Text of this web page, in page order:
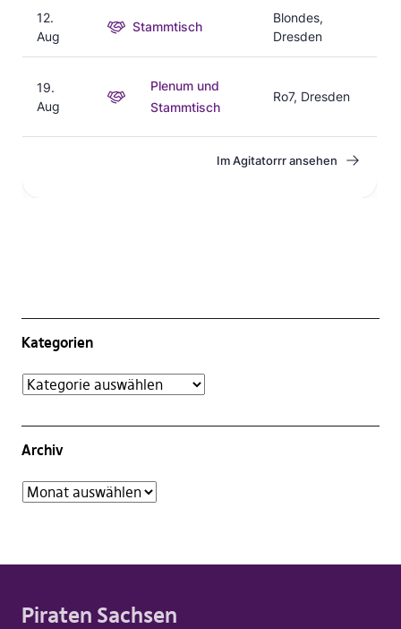
Kategorien
Archiv
Piraten Sachsen